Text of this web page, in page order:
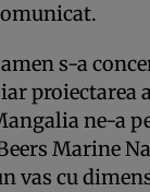
s-a
proiectarea
ne-a
Marine
vas cu